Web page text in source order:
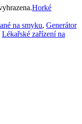
Horké
na smyku, Generátor
Lékařské zařízení na